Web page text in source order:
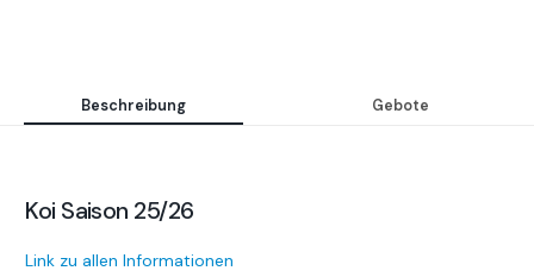
Beschreibung Gebote
Koi Saison 25/26
Link zu allen Informationen